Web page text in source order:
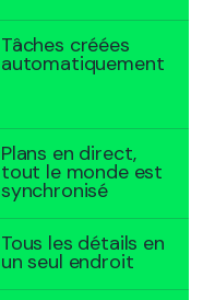
Tâches créées
automatiquement
Plans en direct,
tout le monde est
synchronisé
Tous les détails en
un seul endroit